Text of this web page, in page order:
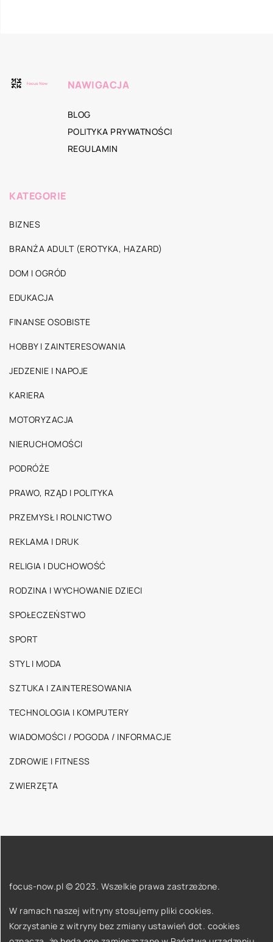
NAWIGACJA
BLOG
POLITYKA PRYWATNOŚCI
REGULAMIN
KATEGORIE
BIZNES
BRANŻA ADULT (EROTYKA, HAZARD)
DOM I OGRÓD
EDUKACJA
FINANSE OSOBISTE
HOBBY I ZAINTERESOWANIA
JEDZENIE I NAPOJE
KARIERA
MOTORYZACJA
NIERUCHOMOŚCI
PODRÓŻE
PRAWO, RZĄD I POLITYKA
PRZEMYSŁ I ROLNICTWO
REKLAMA I DRUK
RELIGIA I DUCHOWOŚĆ
RODZINA I WYCHOWANIE DZIECI
SPOŁECZEŃSTWO
SPORT
STYL I MODA
SZTUKA I ZAINTERESOWANIA
TECHNOLOGIA I KOMPUTERY
WIADOMOŚCI / POGODA / INFORMACJE
ZDROWIE I FITNESS
ZWIERZĘTA
focus-now.pl © 2023. Wszelkie prawa zastrzeżone.
W ramach naszej witryny stosujemy pliki cookies.
Korzystanie z witryny bez zmiany ustawień dot. cookies